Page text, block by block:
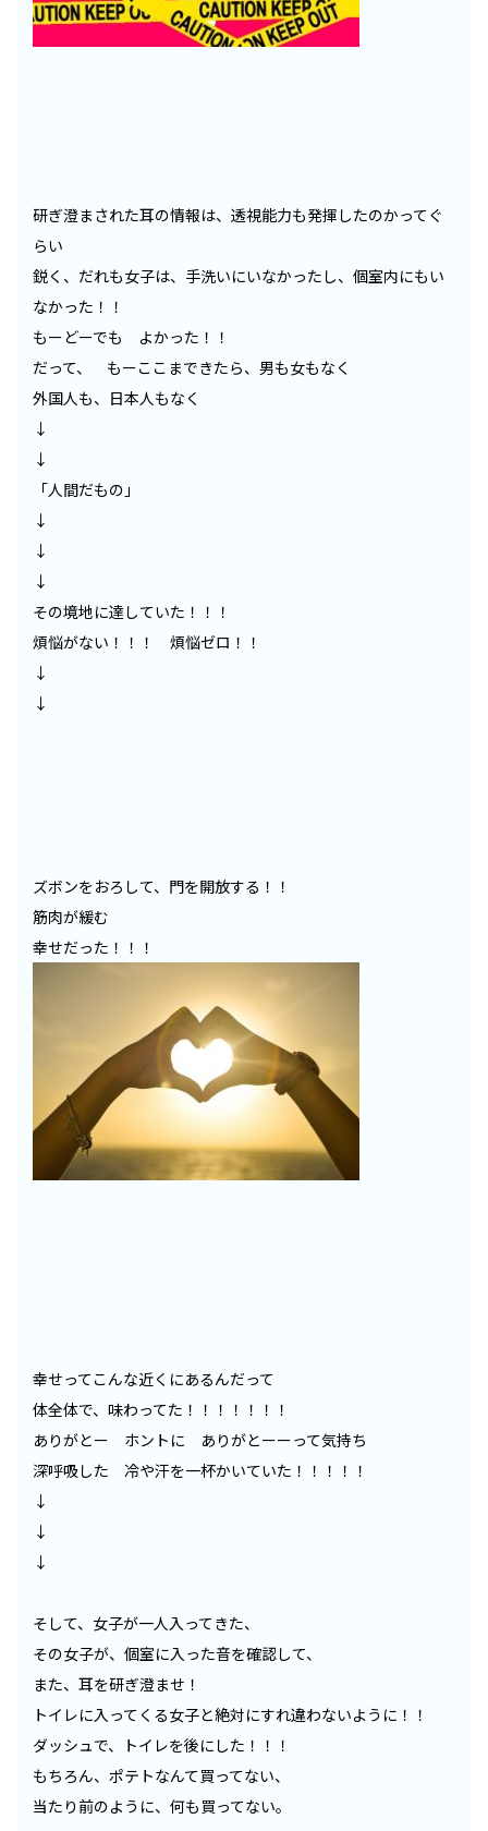
研ぎ澄まされた耳の情報は、透視能力も発揮したのかってぐ
らい
鋭く、だれも女子は、手洗いにいなかったし、個室内にもい
なかった！！
もーどーでも よかった！！
だって、 もーここまできたら、男も女もなく
外国人も、日本人もなく
↓
↓
「人間だもの」
↓
↓
↓
その境地に達していた！！！
煩悩がない！！！ 煩悩ゼロ！！
↓
↓
ズボンをおろして、門を開放する！！
筋肉が緩む
幸せだった！！！
幸せってこんな近くにあるんだって
体全体で、味わってた！！！！！！！
ありがとー ホントに ありがとーーって気持ち
深呼吸した 冷や汗を一杯かいていた！！！！！
↓
↓
↓
そして、女子が一人入ってきた、
その女子が、個室に入った音を確認して、
また、耳を研ぎ澄ませ！
トイレに入ってくる女子と絶対にすれ違わないように！！
ダッシュで、トイレを後にした！！！
もちろん、ポテトなんて買ってない、
当たり前のように、何も買ってない。